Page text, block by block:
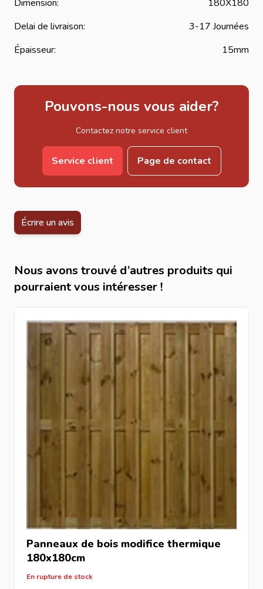
Dimension:
180X180
Delai de livraison:
3-17 Journées
Épaisseur:
15mm
Pouvons-nous vous aider?
Contactez notre service client
Service client Page de contact
Écrire un avis
Nous avons trouvé d’autres produits qui
pourraient vous intéresser !
Panneaux de bois modifice thermique
180x180cm
En rupture de stock